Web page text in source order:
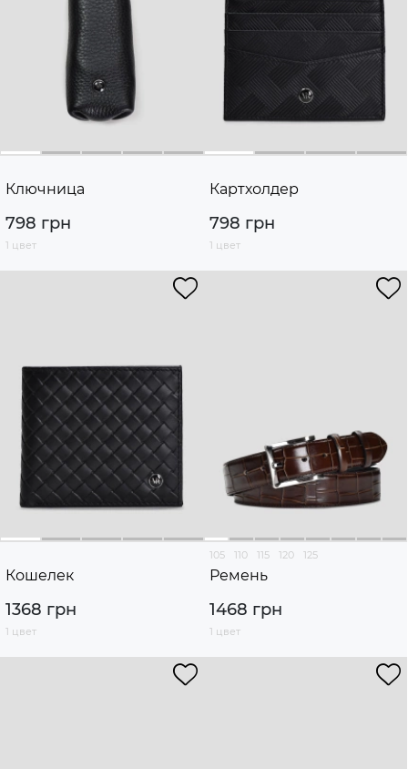
Ключница
798 грн
1 цвет
Картхолдер
798 грн
1 цвет
Кошелек
1368 грн
1 цвет
105 110 115 120 125
Ремень
1468 грн
1 цвет